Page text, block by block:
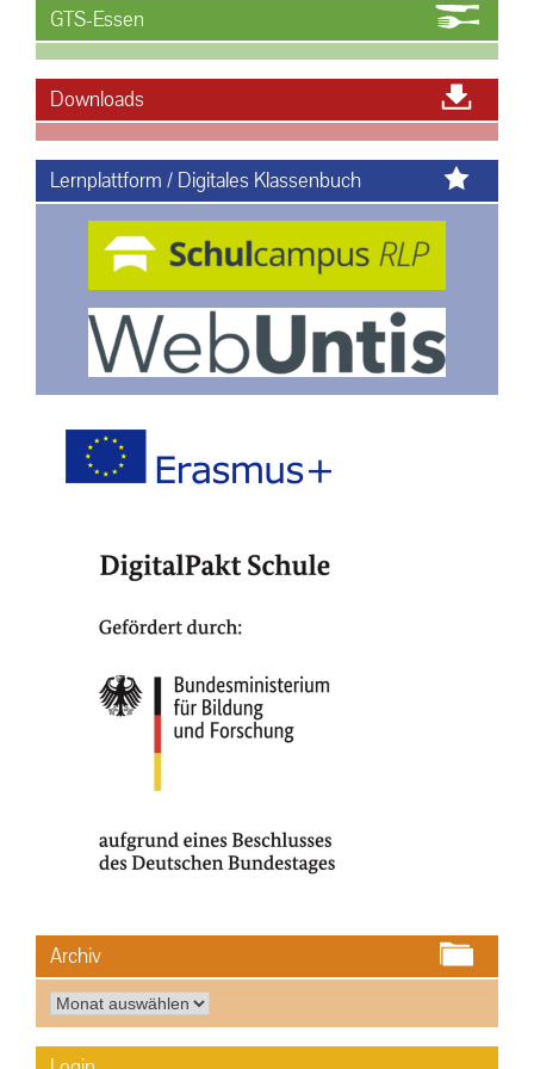
GTS-Essen
Downloads
Lernplattform / Digitales Klassenbuch
Archiv